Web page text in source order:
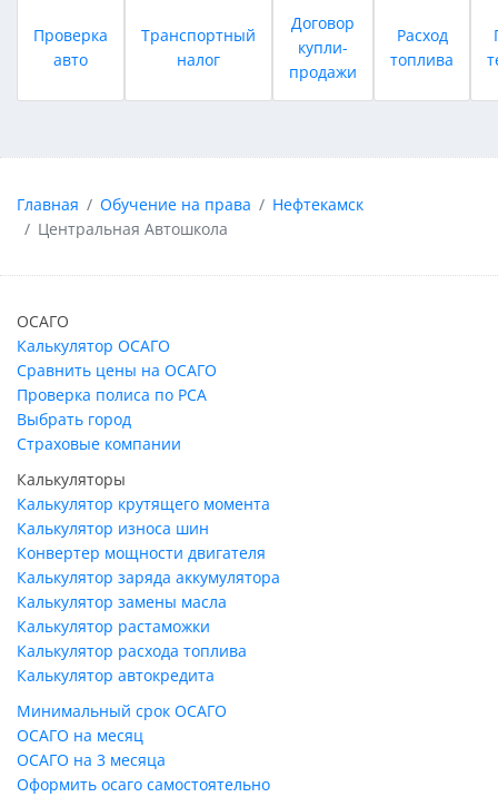
Проверка
авто
Транспортный
налог
Договор
купли-
продажи
Расход
топлива
Главная Обучение на права
Нефтекамск
Центральная Автошкола
ОСАГО
Калькулятор ОСАГО
Сравнить цены на ОСАГО
Проверка полиса по РСА
Выбрать город
Страховые компании
Калькуляторы
Калькулятор крутящего момента
Калькулятор износа шин
Конвертер мощности двигателя
Калькулятор заряда аккумулятора
Калькулятор замены масла
Калькулятор растаможки
Калькулятор расхода топлива
Калькулятор автокредита
Минимальный срок ОСАГО
ОСАГО на месяц
ОСАГО на 3 месяца
Оформить осаго самостоятельно